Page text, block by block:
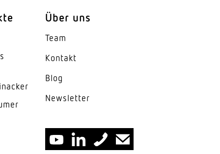
HLK-Ausgang
Über uns
Team
Kontakt
Blog
News­letter